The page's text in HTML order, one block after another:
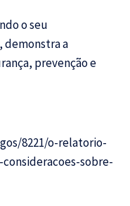
o seu
demonstra a
prevenção e
8221/o-relatorio-
sobre-